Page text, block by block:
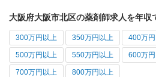
大阪府大阪市北区の薬剤師求人を年収
300万円以上 350万円以上 400万
500万円以上 550万円以上 600万
700万円以上 800万円以上